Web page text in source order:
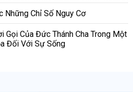
Những Chỉ Số Nguy Cơ
Gọi Của Đức Thánh Cha Trong Một
Đối Với Sự Sống